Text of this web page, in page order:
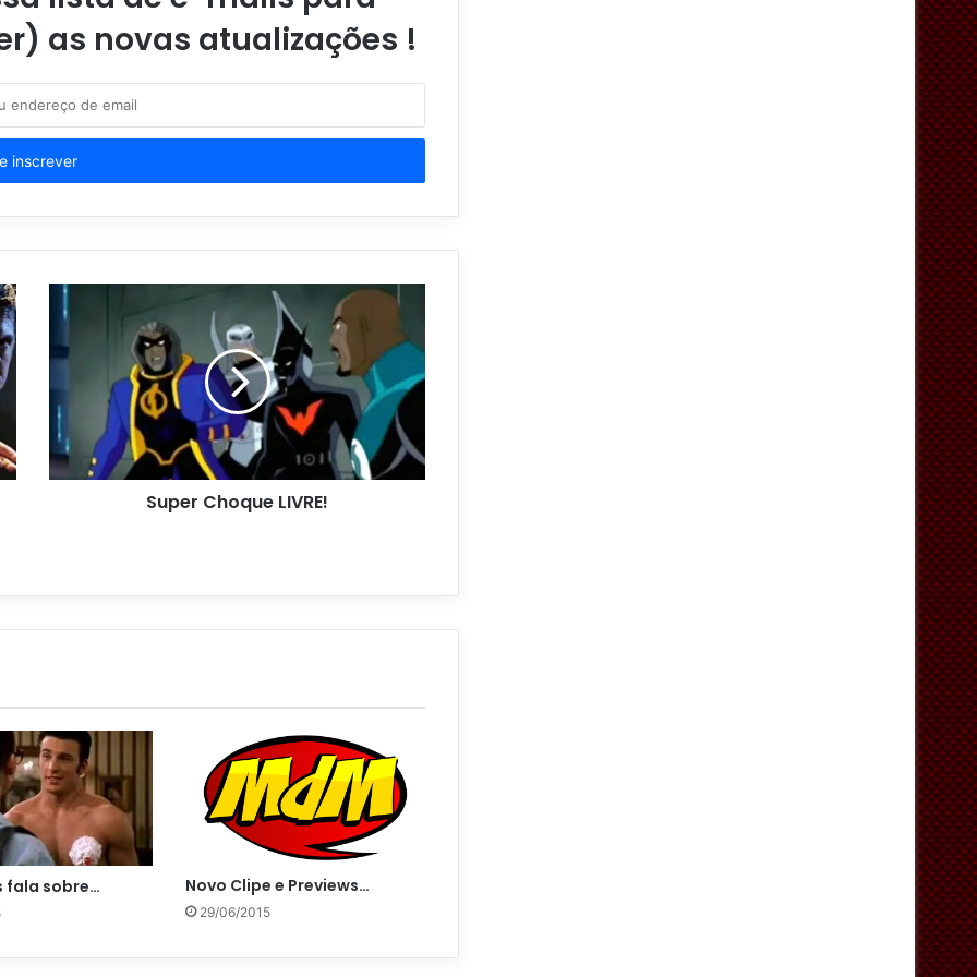
as novas atualizações !
Super Choque LIVRE!
fala sobre… Novo Clipe e Previews…
29/06/2015